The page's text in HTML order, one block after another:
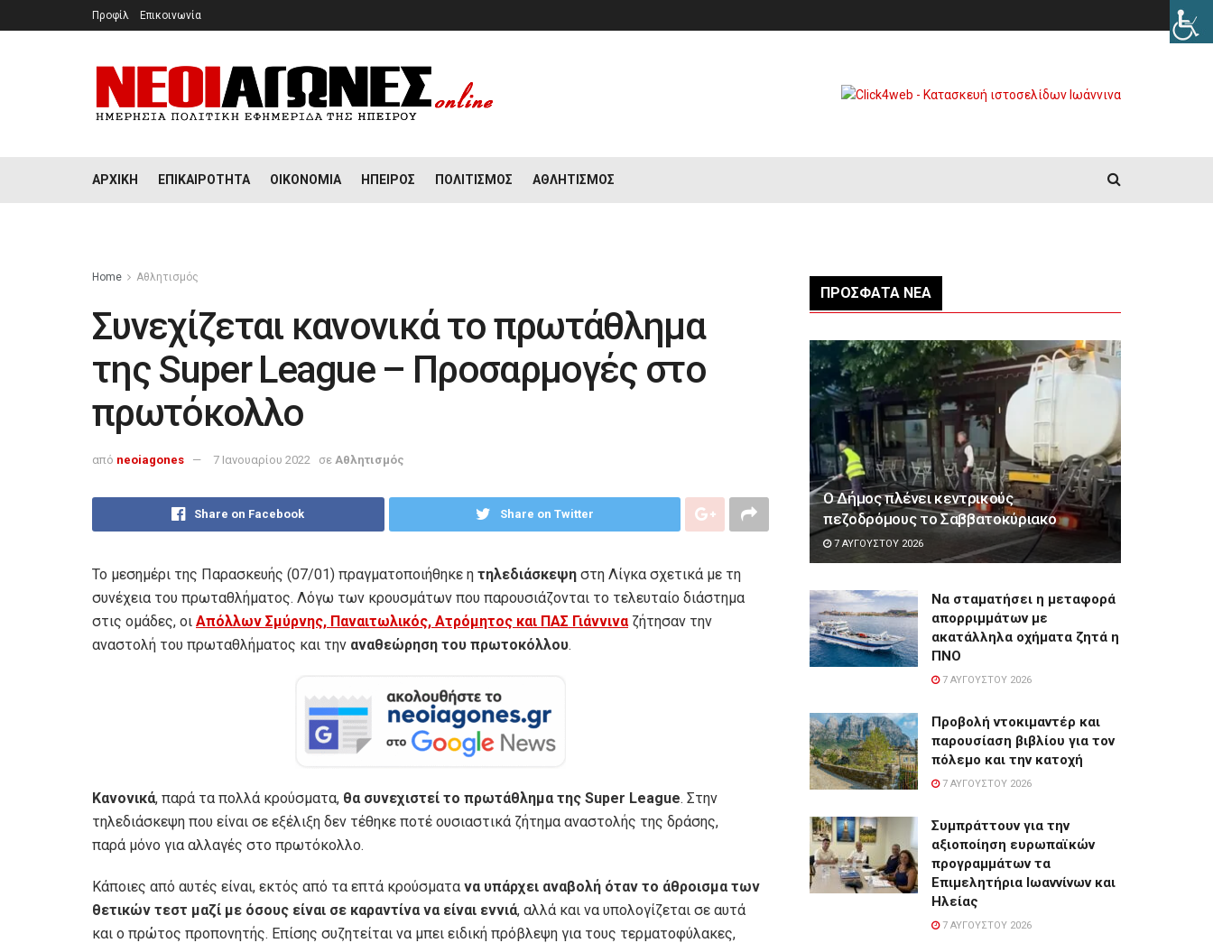
Προφίλ Επικοινωνία
ΑΡΧΙΚΉ ΕΠΙΚΑΙΡΌΤΗΤΑ ΟΙΚΟΝΟΜΊΑ ΉΠΕΙΡΟΣ ΠΟΛΙΤΙΣΜΌΣ ΑΘΛΗΤΙΣΜΌΣ
Home Αθλητισμός
Συνεχίζεται κανονικά το πρωτάθλημα
της Super League – Προσαρμογές στο
πρωτόκολλο
από neoiagones 7 Ιανουαρίου 2022 σε Αθλητισμός
Share on Facebook Share on Twitter
Το μεσημέρι της Παρασκευής (07/01) πραγματοποιήθηκε η τηλεδιάσκεψη στη Λίγκα σχετικά με τη
συνέχεια του πρωταθλήματος. Λόγω των κρουσμάτων που παρουσιάζονται το τελευταίο διάστημα
στις ομάδες, οι Απόλλων Σμύρνης, Παναιτωλικός, Ατρόμητος και ΠΑΣ Γιάννινα ζήτησαν την
αναστολή του πρωταθλήματος και την αναθεώρηση του πρωτοκόλλου.
Κανονικά, παρά τα πολλά κρούσματα, θα συνεχιστεί το πρωτάθλημα της Super League. Στην
τηλεδιάσκεψη που είναι σε εξέλιξη δεν τέθηκε ποτέ ουσιαστικά ζήτημα αναστολής της δράσης,
παρά μόνο για αλλαγές στο πρωτόκολλο.
Κάποιες από αυτές είναι, εκτός από τα επτά κρούσματα να υπάρχει αναβολή όταν το άθροισμα των
θετικών τεστ μαζί με όσους είναι σε καραντίνα να είναι εννιά, αλλά και να υπολογίζεται σε αυτά
και ο πρώτος προπονητής. Επίσης συζητείται να μπει ειδική πρόβλεψη για τους τερματοφύλακες,
ΠΡΌΣΦΑΤΑ ΝΈΑ
Ο Δήμος πλένει κεντρικούς
πεζοδρόμους το Σαββατοκύριακο
7 ΑΥΓΟΎΣΤΟΥ 2026
Να σταματήσει η μεταφορά
απορριμμάτων με
ακατάλληλα οχήματα ζητά η
ΠΝΟ
7 ΑΥΓΟΎΣΤΟΥ 2026
Προβολή ντοκιμαντέρ και
παρουσίαση βιβλίου για τον
πόλεμο και την κατοχή
7 ΑΥΓΟΎΣΤΟΥ 2026
Συμπράττουν για την
αξιοποίηση ευρωπαϊκών
προγραμμάτων τα
Επιμελητήρια Ιωαννίνων και
Ηλείας
7 ΑΥΓΟΎΣΤΟΥ 2026